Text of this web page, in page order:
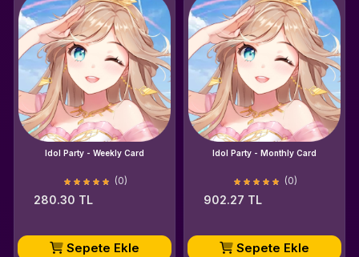
Idol Party - Weekly Card
(0)
280.30 TL
Sepete Ekle
Idol Party - Monthly Card
(0)
902.27 TL
Sepete Ekle